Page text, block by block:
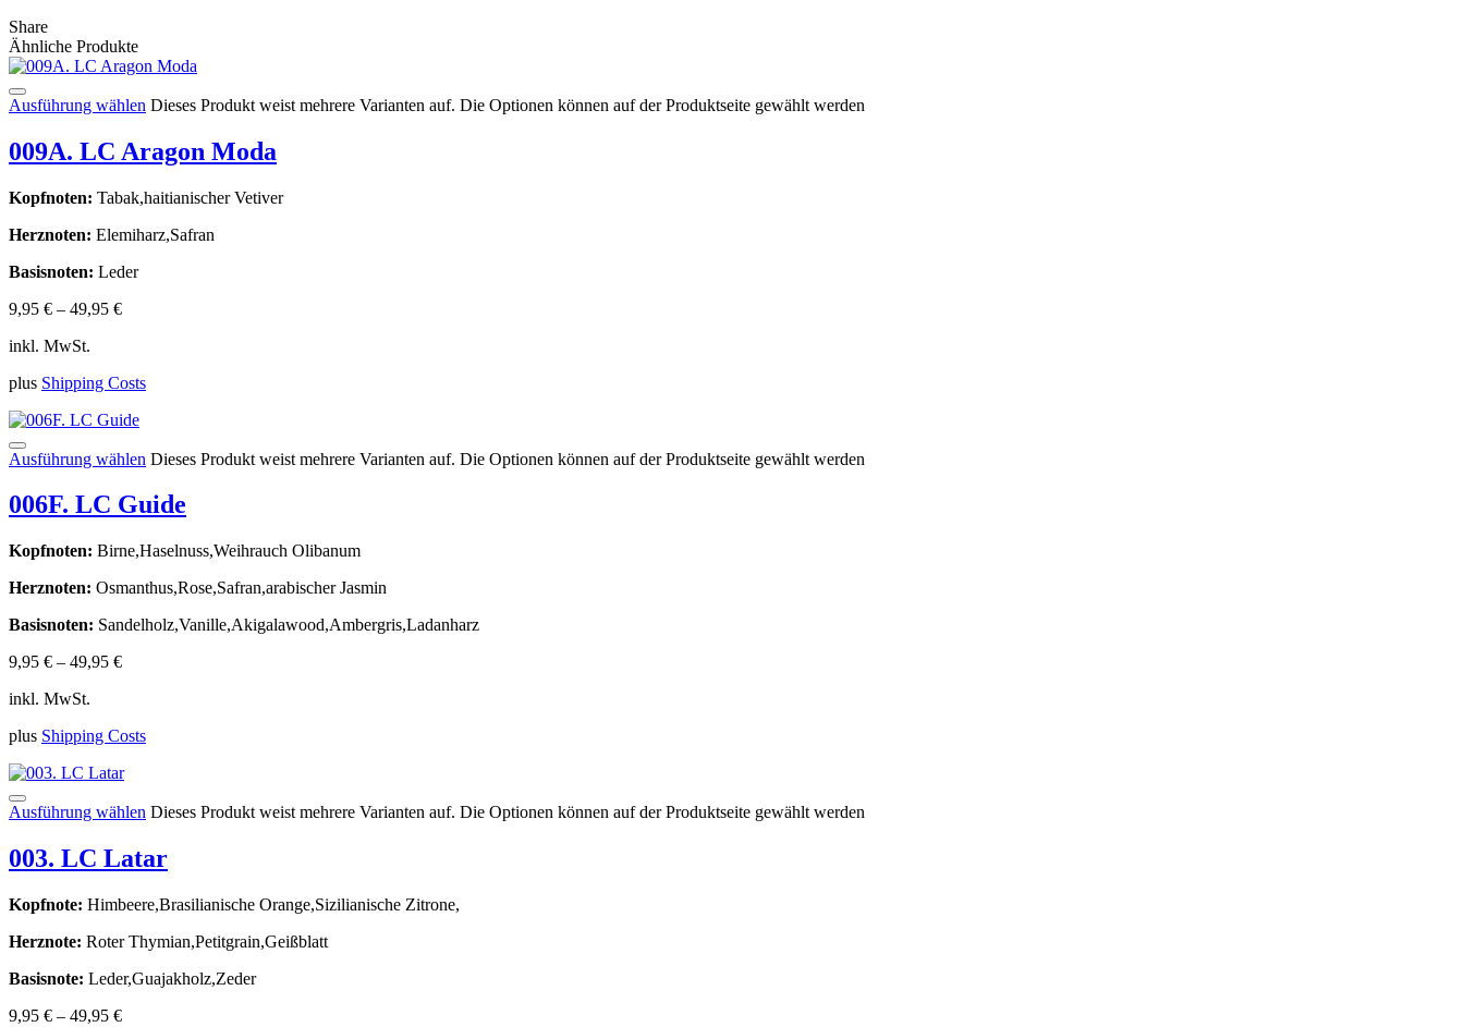
Share
Ähnliche Produkte
Ausführung wählen Dieses Produkt weist mehrere Varianten auf. Die Optionen können auf der Produktseite gewählt werden
009A. LC Aragon Moda
Kopfnoten: Tabak,haitianischer Vetiver
Herznoten: Elemiharz,Safran
Basisnoten: Leder
9,95 € – 49,95 €
inkl. MwSt.
plus Shipping Costs
Ausführung wählen Dieses Produkt weist mehrere Varianten auf. Die Optionen können auf der Produktseite gewählt werden
006F. LC Guide
Kopfnoten: Birne,Haselnuss,Weihrauch Olibanum
Herznoten: Osmanthus,Rose,Safran,arabischer Jasmin
Basisnoten: Sandelholz,Vanille,Akigalawood,Ambergris,Ladanharz
9,95 € – 49,95 €
inkl. MwSt.
plus Shipping Costs
Ausführung wählen Dieses Produkt weist mehrere Varianten auf. Die Optionen können auf der Produktseite gewählt werden
003. LC Latar
Kopfnote: Himbeere,Brasilianische Orange,Sizilianische Zitrone,
Herznote: Roter Thymian,Petitgrain,Geißblatt
Basisnote: Leder,Guajakholz,Zeder
9,95 € – 49,95 €